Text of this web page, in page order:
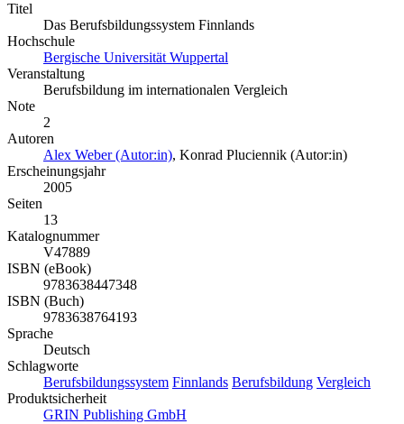
Titel
Das Berufsbildungssystem Finnlands
Hochschule
Bergische Universität Wuppertal
Veranstaltung
Berufsbildung im internationalen Vergleich
Note
2
Autoren
Alex Weber (Autor:in), Konrad Pluciennik (Autor:in)
Erscheinungsjahr
2005
Seiten
13
Katalognummer
V47889
ISBN (eBook)
9783638447348
ISBN (Buch)
9783638764193
Sprache
Deutsch
Schlagworte
Berufsbildungssystem Finnlands Berufsbildung Vergleich
Produktsicherheit
GRIN Publishing GmbH